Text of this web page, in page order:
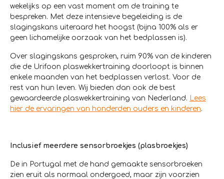
wekelijks op een vast moment om de training te
bespreken. Met deze intensieve begeleiding is de
slagingskans uiteraard het hoogst (bijna 100% als er
geen lichamelijke oorzaak van het bedplassen is).
Over slagingskans gesproken, ruim 90% van de kinderen
die de Urifoon plaswekkertraining doorloopt is binnen
enkele maanden van het bedplassen verlost. Voor de
rest van hun leven. Wij bieden dan ook de best
gewaardeerde plaswekkertraining van Nederland.
Lees
hier de ervaringen van honderden ouders en kinderen.
Inclusief meerdere sensorbroekjes (plasbroekjes)
De in Portugal met de hand gemaakte sensorbroeken
zien eruit als normaal ondergoed, maar zijn voorzien